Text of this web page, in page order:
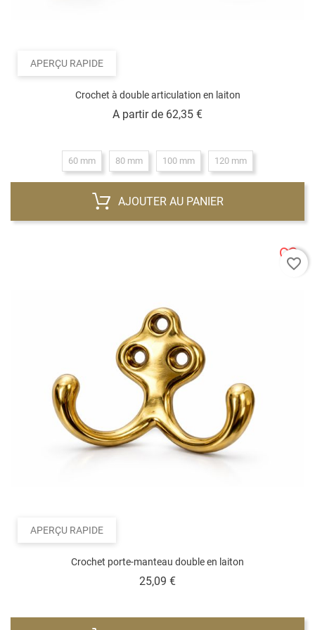
APERÇU RAPIDE
Crochet à double articulation en laiton
A partir de 62,35 €Prix
60 mm 80 mm 100 mm 120 mm
AJOUTER AU PANIER
APERÇU RAPIDE
Crochet porte-manteau double en laiton
25,09 €Prix
favorite_border